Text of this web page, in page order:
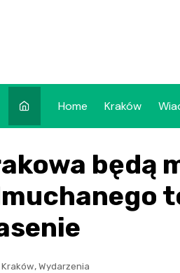
Home Kraków
będą
Kraków, Wydarzenia